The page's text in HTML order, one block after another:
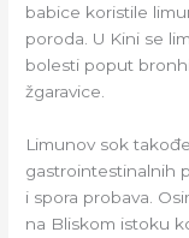
babice koristile
poroda. U Kini se
bolesti poput
žgaravice.
Limunov sok
gastrointestinalnih
i spora probava.
na Bliskom istoku